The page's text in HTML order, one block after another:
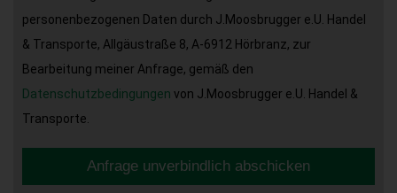
personenbezogenen Daten durch J.Moosbrugger e.U. Handel
& Transporte, Allgäustraße 8, A-6912 Hörbranz, zur
Bearbeitung meiner Anfrage, gemäß den
Datenschutzbedingungen von J.Moosbrugger e.U. Handel &
Transporte.
Anfrage unverbindlich abschicken